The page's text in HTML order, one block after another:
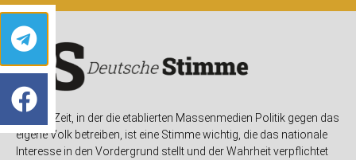
In einer Zeit, in der die etablierten Massenmedien Politik gegen das
eigene Volk betreiben, ist eine Stimme wichtig, die das nationale
Interesse in den Vordergrund stellt und der Wahrheit verpflichtet